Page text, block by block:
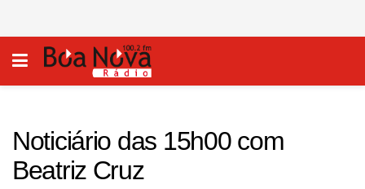
Noticiário das 15h00 com
Beatriz Cruz